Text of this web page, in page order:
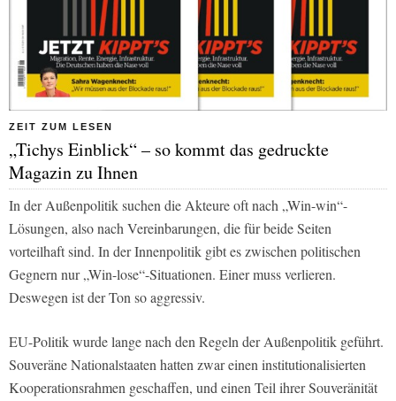
ZEIT ZUM LESEN
„Tichys Einblick“ – so kommt das gedruckte
Magazin zu Ihnen
In der Außenpolitik suchen die Akteure oft nach „Win-win“-
Lösungen, also nach Vereinbarungen, die für beide Seiten
vorteilhaft sind. In der Innenpolitik gibt es zwischen politischen
Gegnern nur „Win-lose“-Situationen. Einer muss verlieren.
Deswegen ist der Ton so aggressiv.
EU-Politik wurde lange nach den Regeln der Außenpolitik geführt.
Souveräne Nationalstaaten hatten zwar einen institutionalisierten
Kooperationsrahmen geschaffen, und einen Teil ihrer Souveränität